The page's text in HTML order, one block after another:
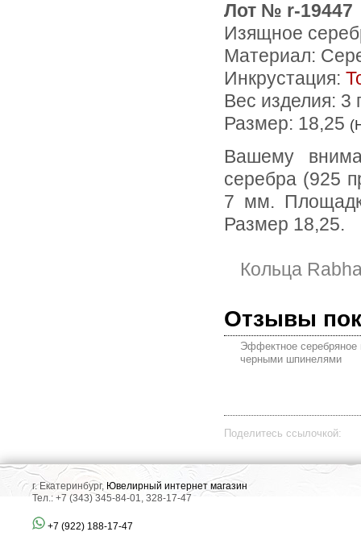
Лот № r-19447
Изящное
Материал:
Инкрустация:
Вес изделия: 3
Размер: 18,25
Вашему вниманию предлагается кольцо из стерлингового
серебра (925
7 мм.
Размер 18,25.
Кольца
Отзывы
Эффектное серебряное
черными шпинелями
Поделитесь ссылочкой:
г. Екатеринбург, Ювелирный интернет магазин
Тел.: +7 (343) 345-84-01, 328-17-47
+7 (922) 188-17-47